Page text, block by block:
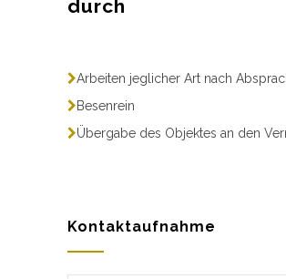
durch
Arbeiten jeglicher Art nach
Besenrein
Übergabe des Objektes an den
Kontaktaufnahme